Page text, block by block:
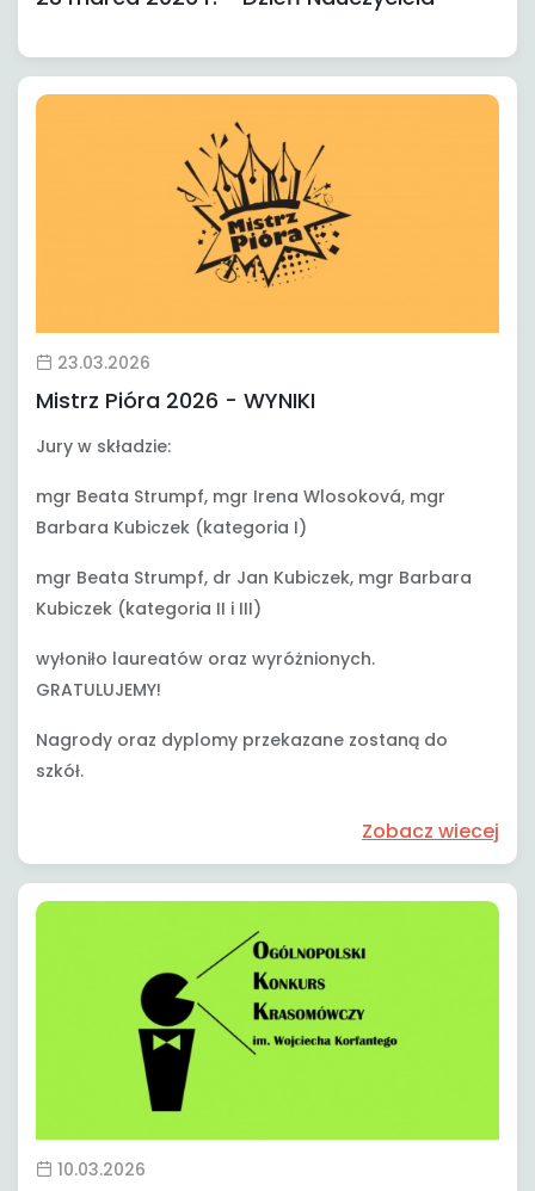
23.03.2026
Mistrz Pióra 2026 - WYNIKI
Jury w składzie:
mgr Beata Strumpf, mgr Irena Wlosoková, mgr
Barbara Kubiczek (kategoria I)
mgr Beata Strumpf, dr Jan Kubiczek, mgr Barbara
Kubiczek (kategoria II i III)
wyłoniło laureatów oraz wyróżnionych.
GRATULUJEMY!
Nagrody oraz dyplomy przekazane zostaną do
szkół.
Zobacz wiecej
10.03.2026